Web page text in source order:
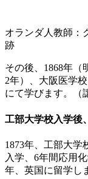
オランダ人教師：
跡
その後、1868年（
2年）、大阪医学
にて学びます。（
工部大学校入学後
1873年、工部大学
入学、6年間応用
年、英国に留学し